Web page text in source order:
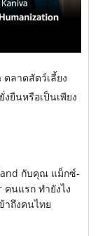
ลาดสัตว์เลี้ยง
ยืนหรือเป็นเพียง
กับคุณ แม็กซ์-
นแรก ทำยังไง
าถึงคนไทย